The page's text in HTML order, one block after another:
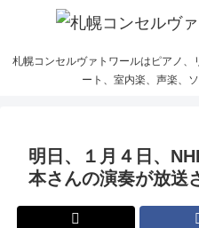
札幌コンセルヴァトワールはピアノ
ート、室内楽、声楽、
明日、１月４日、
本さんの演奏が放送